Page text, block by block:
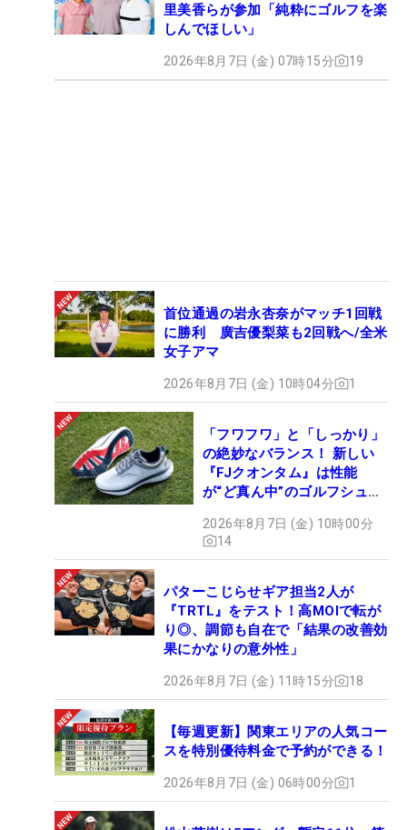
里美香らが参加「純粋にゴルフを楽
しんでほしい」
2026年8月7日 (金) 07時15分 19
首位通過の岩永杏奈がマッチ1回戦
に勝利 廣吉優梨菜も2回戦へ/全米
女子アマ
2026年8月7日 (金) 10時04分 1
「フワフワ」と「しっかり」
の絶妙なバランス！ 新しい
『FJクオンタム』は性能
が“ど真ん中”のゴルフシュー
2026年8月7日 (金) 10時00分
14
パターこじらせギア担当2人が
『TRTL』をテスト！高MOIで転が
り◎、調節も自在で「結果の改善効
果にかなりの意外性」
2026年8月7日 (金) 11時15分 18
【毎週更新】関東エリアの人気コー
スを特別優待料金で予約ができる！
2026年8月7日 (金) 06時00分 1